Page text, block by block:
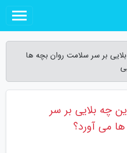
بر سر سلامت روان بچه ها
چه بلایی بر سر
می آورد؟